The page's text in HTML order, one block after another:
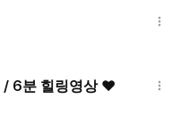
/ 6분 힐링영상 ♥